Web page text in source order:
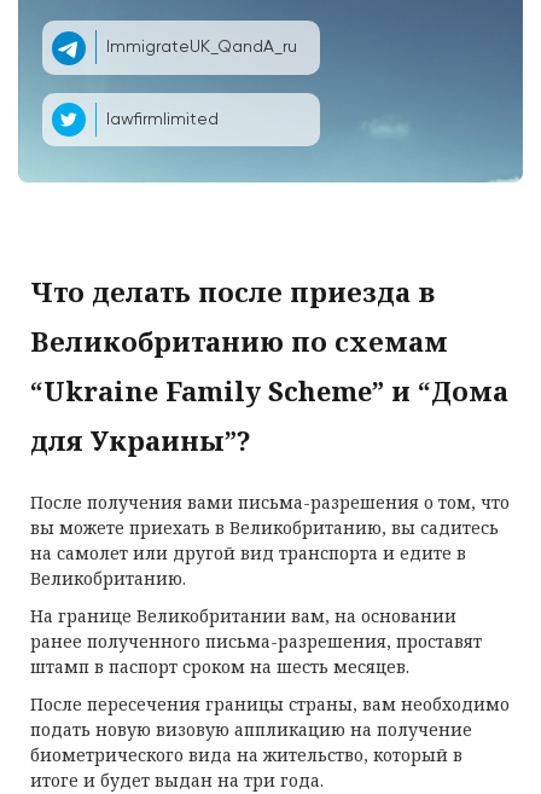
ImmigrateUK_QandA_ru
lawfirmlimited
Что делать после приезда в
Великобританию по схемам
“Ukraine Family Scheme” и “Дома
для Украины”?
После получения вами письма-разрешения о том, что
вы можете приехать в Великобританию, вы садитесь
на самолет или другой вид транспорта и едите в
Великобританию.
На границе Великобритании вам, на основании
ранее полученного письма-разрешения, проставят
штамп в паспорт сроком на шесть месяцев.
После пересечения границы страны, вам необходимо
подать новую визовую аппликацию на получение
биометрического вида на жительство, который в
итоге и будет выдан на три года.